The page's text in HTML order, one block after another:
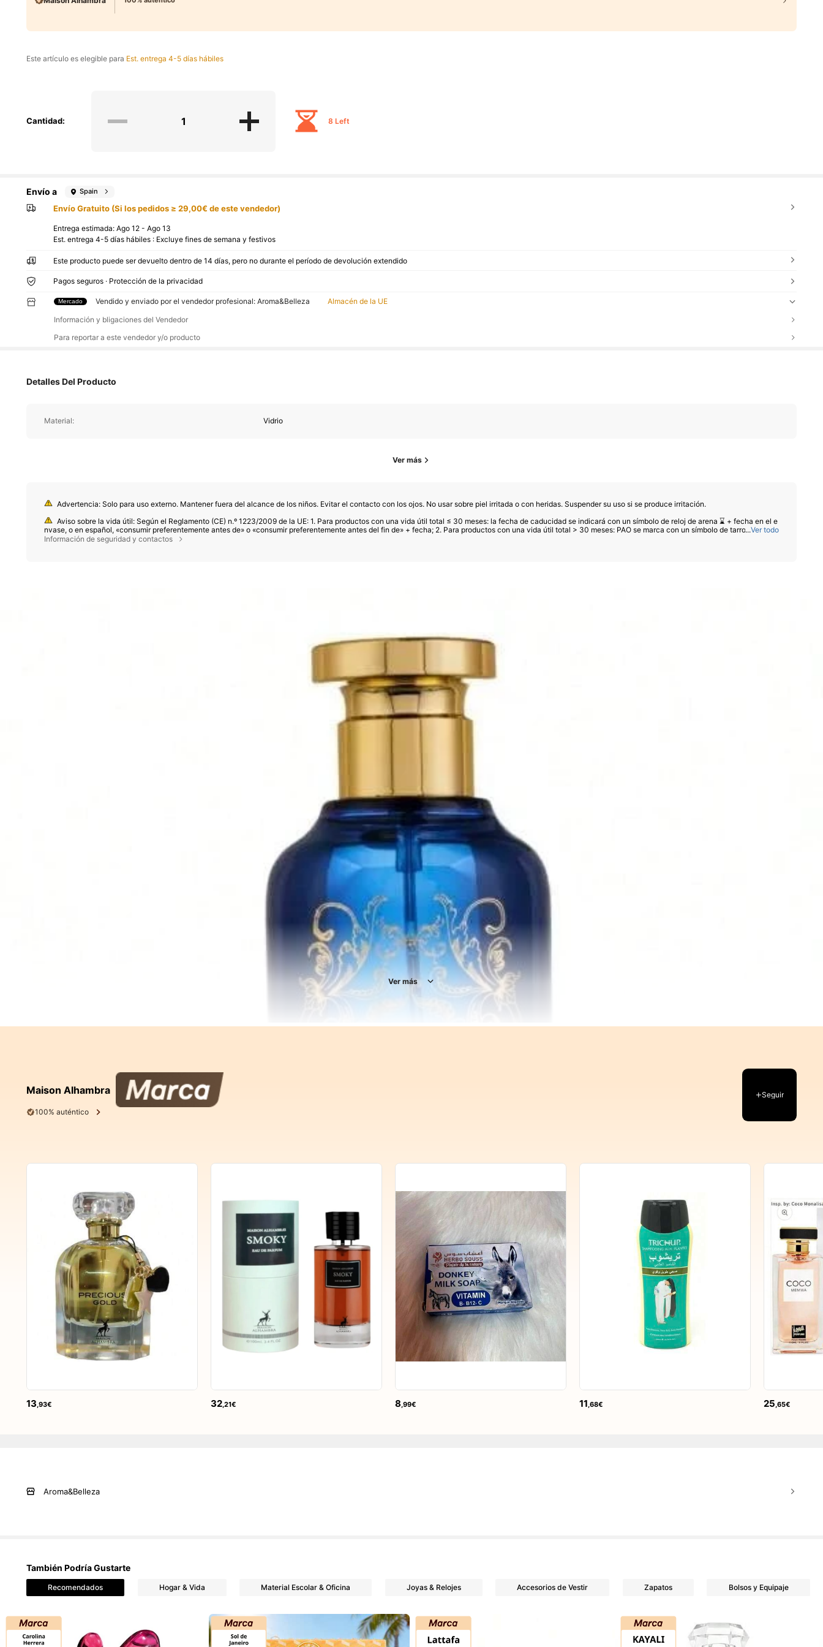
Este artículo es elegible para Est. entrega 4-5 días hábiles
Cantidad: 8 Left
Envío a Spain
Envío Gratuito (Si los pedidos ≥ 29,00€ de este vendedor)
Entrega estimada:Ago 12 - Ago 13
Est. entrega 4-5 días hábiles : Excluye fines de semana y festivos
Este producto puede ser devuelto dentro de 14 días, pero no durante el período de devolución extendido
Pagos seguros · Protección de la privacidad
Mercado Vendido y enviado por el vendedor profesional: Aroma&Belleza Almacén de la UE
Información y bligaciones del Vendedor
Para reportar a este vendedor y/o producto
Detalles Del Producto
Material: Vidrio
Ver más
Advertencia: Solo para uso externo. Mantener fuera del alcance de los niños. Evitar el contacto con los ojos. No usar sobre piel irritada o con heridas. Suspender su uso si se produce irritación.
Aviso sobre la vida útil: Según el Reglamento (CE) n.º 1223/2009 de la UE: 1. Para productos con una vida útil total ≤ 30 meses: la fecha de caducidad se indicará con un símbolo de reloj de arena ⌛ + fecha en el e
nvase, o en español, «consumir preferentemente antes de» o «consumir preferentemente antes del fin de» + fecha; 2. Para productos con una vida útil total > 30 meses: PAO se marca con un símbolo de tarro abierto +
M, donde M representa los meses. Nota: Los productos con envases de un solo uso, los productos que no se pueden abrir y otros artículos específicos están exentos del marcado PAO obligatorio. Consulte exclusivam
...Ver todo
Información de seguridad y contactos
Ver más
Maison Alhambra
100% auténtico
Seguir
13,93€ 32,21€ 8,99€ 11,68€ 25,65€
Aroma&Belleza
También Podría Gustarte
Recomendados Hogar & Vida Material Escolar & Oficina Joyas & Relojes Accesorios de Vestir Zapatos Bolsos y Equipaje